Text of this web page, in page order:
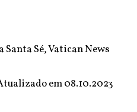
Santa Sé,Vatican News
em08.10.2023